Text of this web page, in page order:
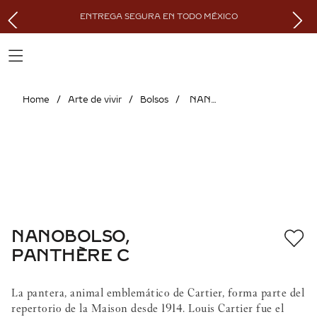
ENTREGA SEGURA EN TODO MÉXICO
Arte de vivir Bolsos NANOBOLSO, PANTHÈRE C
NANOBOLSO,
PANTHÈRE C
La pantera, animal emblemático de Cartier, forma parte del
repertorio de la Maison desde 1914. Louis Cartier fue el